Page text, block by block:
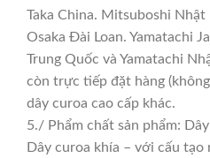
Taka China. Mitsuboshi Nhật
Osaka Đài Loan. Yamatachi
Trung Quốc và Yamatachi
còn trực tiếp đặt hàng
dây curoa cao cấp khác.
5./ Phẩm chất sản phẩm:
Dây curoa khía – với cấu tạo